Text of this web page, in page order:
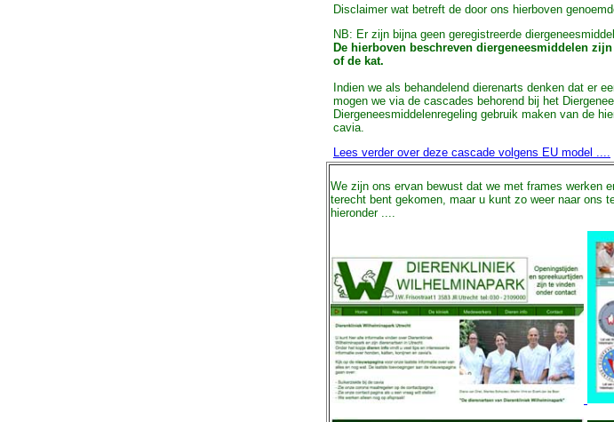
Disclaimer wat betreft de door ons hierboven
NB: Er zijn bijna geen geregistreerde
De hierboven beschreven diergeneesmiddelen
of de kat.
Indien we als behandelend dierenarts denken dat er
mogen we via de cascades behorend bij het
Diergeneesmiddelenregeling gebruik maken van de
cavia.
Lees verder over deze cascade volgens EU model ....
We zijn ons ervan bewust dat we met frames werken
terecht bent gekomen, maar u kunt zo weer naar ons
hieronder ....